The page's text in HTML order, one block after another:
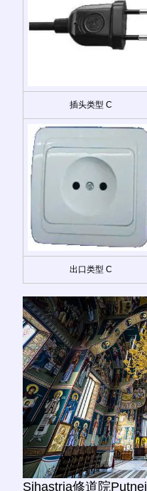
插头类型 C
出口类型 C
Sihastria修道院Putnei